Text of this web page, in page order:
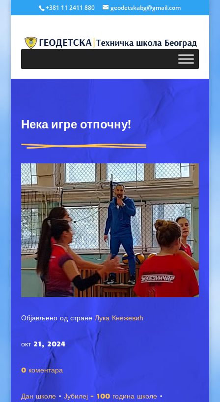
+381 11 2411 880 geodetskabg@gmail.com
Нека игре отпочну!
Објављено од стране Лука Кнежевић
окт 21, 2024
0 коментара
Дан школе· Јубилеј - 100 година школе·